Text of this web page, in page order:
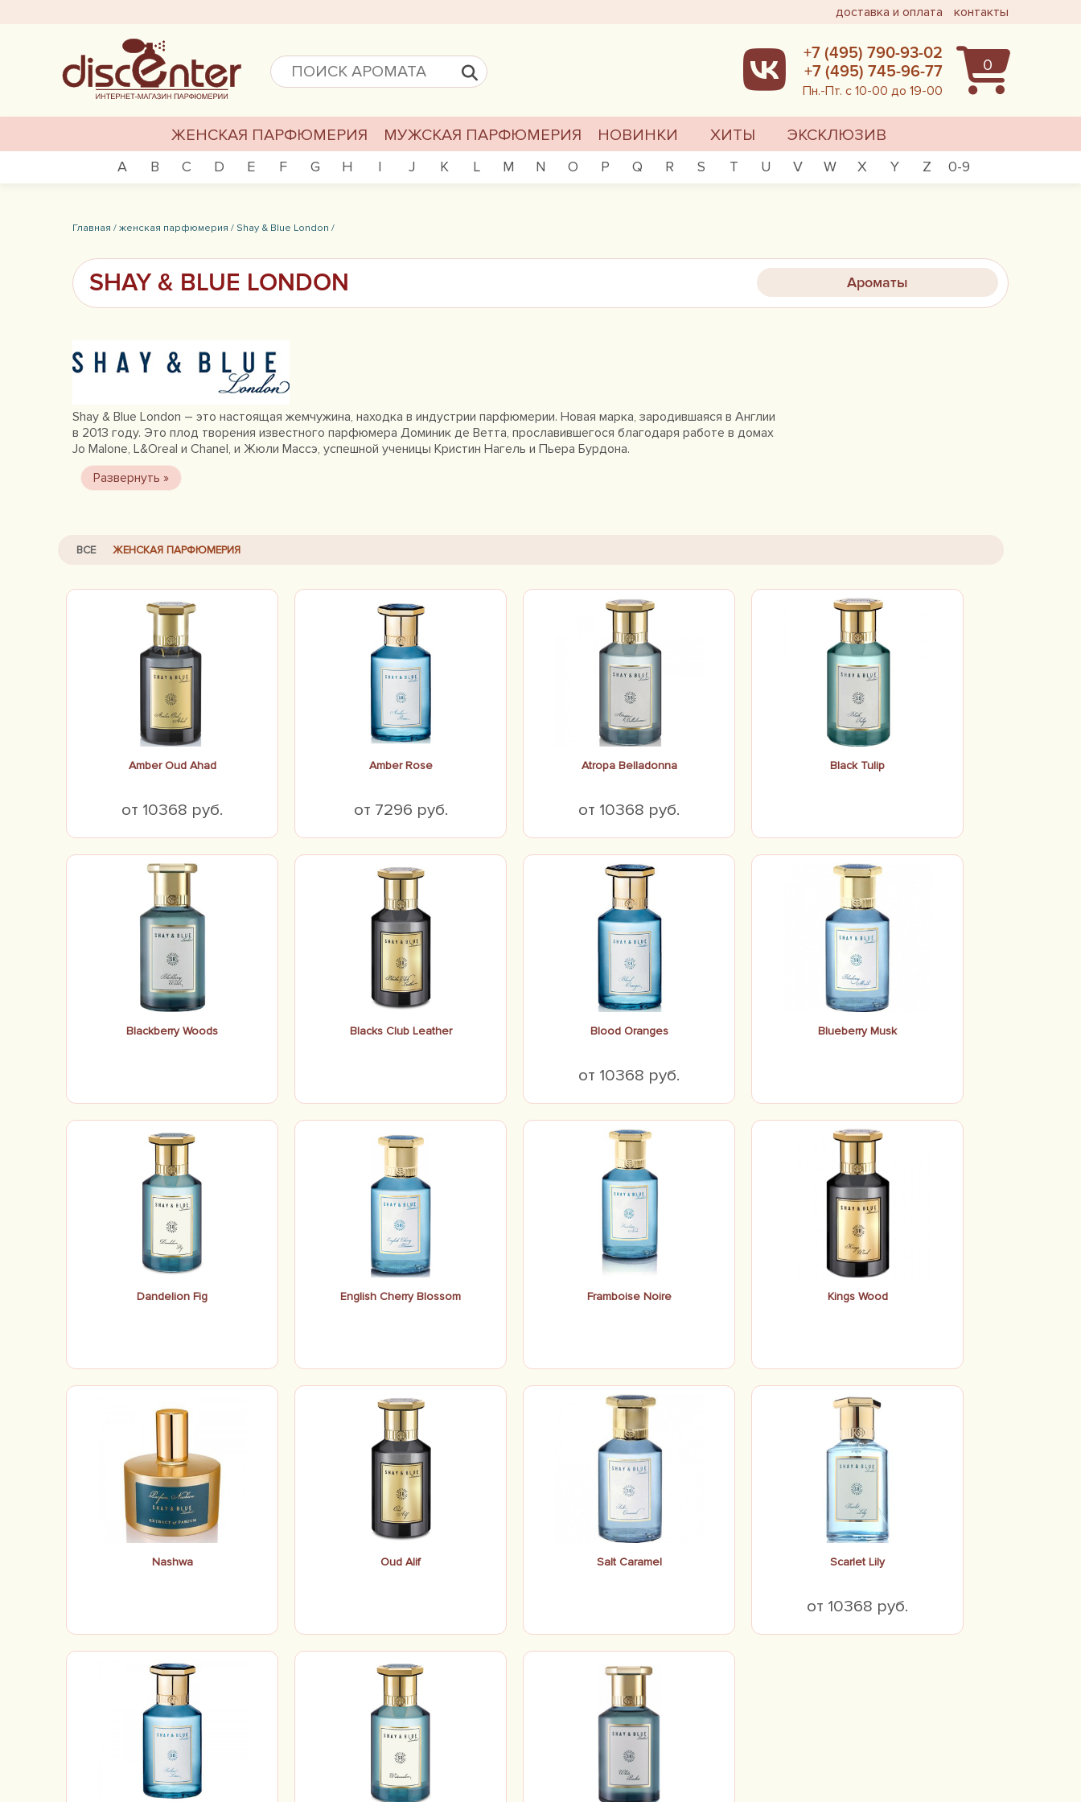
доставка и оплата контакты
0
+7 (495) 790-93-02
+7 (495) 745-96-77
Пн.-Пт. с 10-00 до 19-00
ЖЕНСКАЯ ПАРФЮМЕРИЯ МУЖСКАЯ ПАРФЮМЕРИЯ НОВИНКИ ХИТЫ ЭКСКЛЮЗИВ
A B C D E F G H I J K L M N O P Q R S T U V W X Y Z 0-9
Главная /женская парфюмерия / Shay & Blue London /
SHAY & BLUE LONDON Ароматы
Shay & Blue London – это настоящая жемчужина, находка в индустрии парфюмерии. Новая марка, зародившаяся в Англии
в 2013 году. Это плод творения известного парфюмера Доминик де Ветта, прославившегося благодаря работе в домах
Jo Malone, L&Oreal и Chanel, и Жюли Массэ, успешной ученицы Кристин Нагель и Пьера Бурдона.
ВСЕ ЖЕНСКАЯ ПАРФЮМЕРИЯ
Amber Oud Ahad
от 10368 руб.
Amber Rose
от 7296 руб.
Atropa Belladonna
от 10368 руб.
Black Tulip
Blackberry Woods Blacks Club Leather Blood Oranges
от 10368 руб.
Blueberry Musk
Dandelion Fig English Cherry Blossom Framboise Noire Kings Wood
Nashwa Oud Alif Salt Caramel Scarlet Lily
от 10368 руб.